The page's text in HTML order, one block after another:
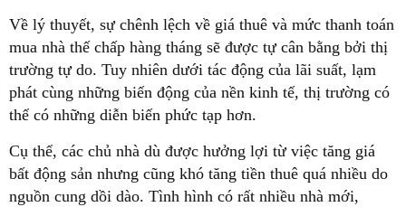
Về lý thuyết, sự chênh lệch về giá thuê và mức thanh toán
mua nhà thế chấp hàng tháng sẽ được tự cân bằng bởi thị
trường tự do. Tuy nhiên dưới tác động của lãi suất, lạm
phát cùng những biến động của nền kinh tế, thị trường có
thể có những diễn biến phức tạp hơn.
Cụ thể, các chủ nhà dù được hưởng lợi từ việc tăng giá
bất động sản nhưng cũng khó tăng tiền thuê quá nhiều do
nguồn cung dồi dào. Tình hình có rất nhiều nhà mới,